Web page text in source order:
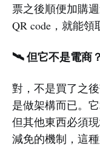
票之後順便加購
QR code，就能領
🛰️ 但它不是電商？
對，不是買了之
是做架構而已。
但其他東西必須
減免的機制，這